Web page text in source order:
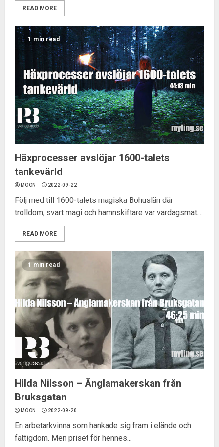
READ MORE
1 min read
Häxprocesser avslöjar 1600-talets
tankevärld
MOON 2022-09-22
Följ med till 1600-talets magiska Bohuslän där
trolldom, svart magi och hamnskiftare var vardagsmat....
READ MORE
1 min read
Hilda Nilsson – Änglamakerskan från
Bruksgatan
MOON 2022-09-20
En arbetarkvinna som hankade sig fram i elände och
fattigdom. Men priset för hennes...